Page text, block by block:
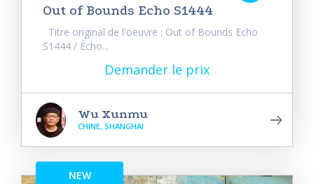
Out of Bounds Echo S1444
Titre original de l'oeuvre : Out of Bounds Echo
S1444 / Écho...
Demander le prix
Wu Xunmu
CHINE, SHANGHAI
NEW